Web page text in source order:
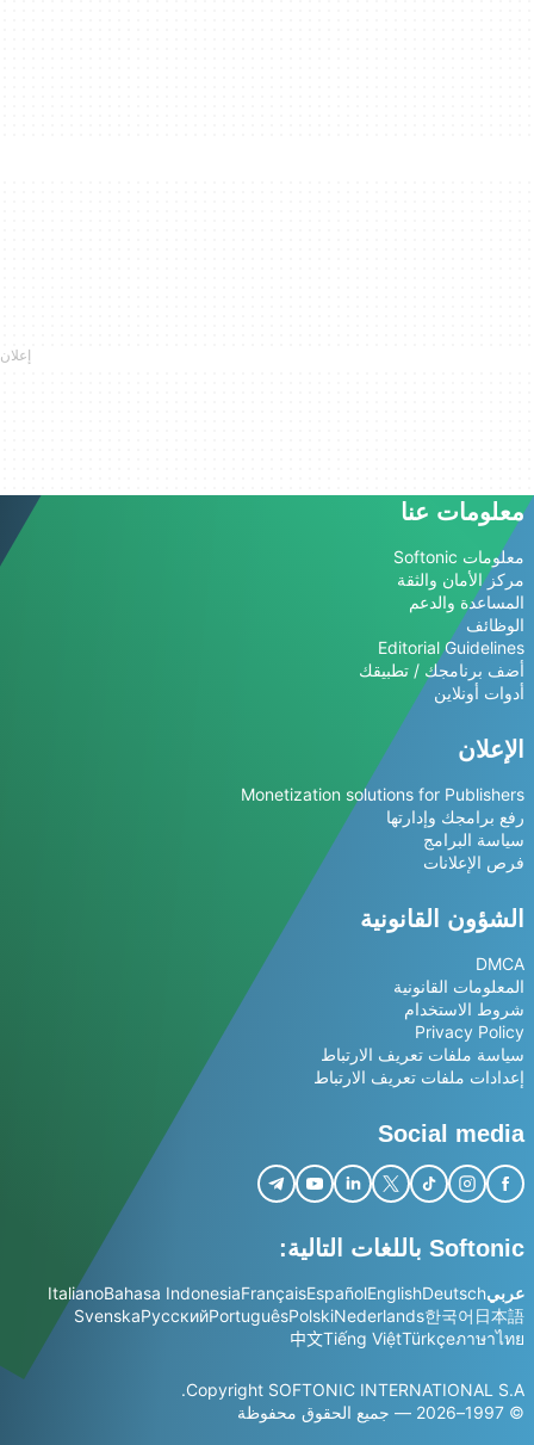
معلومات عنا
معلومات Softonic
مركز الأمان والثقة
المساعدة والدعم
الوظائف
Editorial Guidelines
أضف برنامجك / تطبيقك
أدوات أونلاين
الإعلان
Monetization solutions for Publishers
رفع برامجك وإدارتها
سياسة البرامج
فرص الإعلانات
الشؤون القانونية
DMCA
المعلومات القانونية
شروط الاستخدام
Privacy Policy
سياسة ملفات تعريف الارتباط
إعدادات ملفات تعريف الارتباط
Social media
Softonic باللغات التالية:
عربيDeutsch
English
Español
Français
Bahasa Indonesia
Italiano
日本語
한국어
Nederlands
Polski
Português
Русский
Svenska
ภาษาไทย
Türkçe
Tiếng Việt
中文
Copyright SOFTONIC INTERNATIONAL S.A.
© 1997–2026 — جميع الحقوق محفوظة